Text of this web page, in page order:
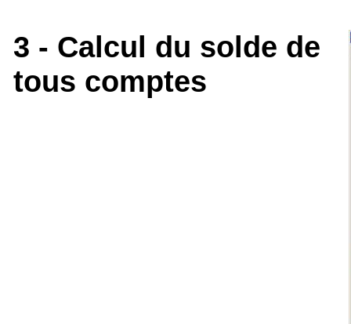
3 - Calcul du solde de
tous comptes